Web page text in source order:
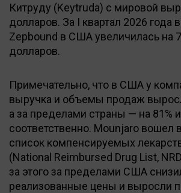
Китруду (Keytruda) с мировой
долларов. За I квартал 2026 года
Zepbound в США увеличилась на
долларов.
Примечательно, что в США у
выручка и объемы продаж
а за пределами страны — на 81%
соответственно. Mounjaro вошел
список компенсируемых
(National Reimbursed Drug List,
за этого за пределами США
реализованные цены и выросли